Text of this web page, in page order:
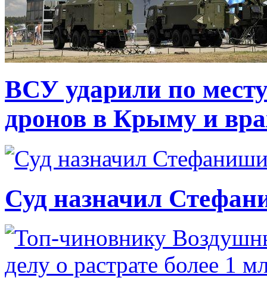
ВСУ ударили по
дронов в Крыму и
Суд назначил